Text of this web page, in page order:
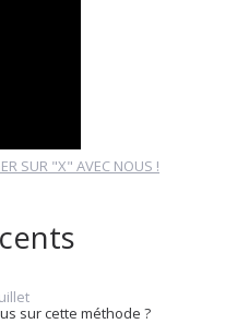
SUR "X" AVEC NOUS !
sur cette méthode ?